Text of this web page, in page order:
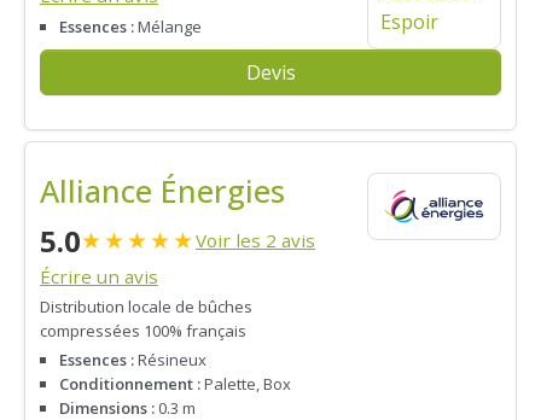
Essences :Mélange
Devis
Alliance Énergies
5.0★★★★★Voir les 2 avis
Écrire un avis
Distribution locale de bûches
compressées 100% français
Essences :Résineux
Conditionnement :Palette, Box
Dimensions : 0.3 m